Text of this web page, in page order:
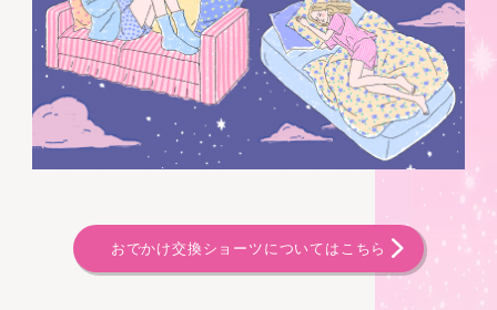
おでかけ交換ショーツについてはこちら